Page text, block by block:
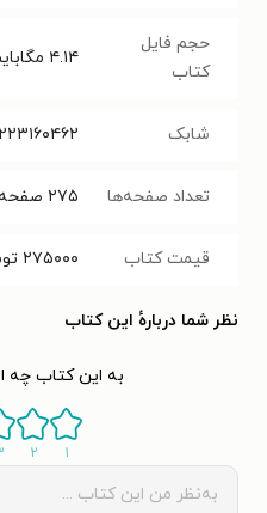
حجم فایل
کتاب
۴.۱۴
شابک
تعداد صفحه‌ها ۲۷۵ صفحه
قیمت کتاب ۲۷۵۰۰۰
نظر شما دربارهٔ این کتاب
به این کتاب چه
۱ ۲